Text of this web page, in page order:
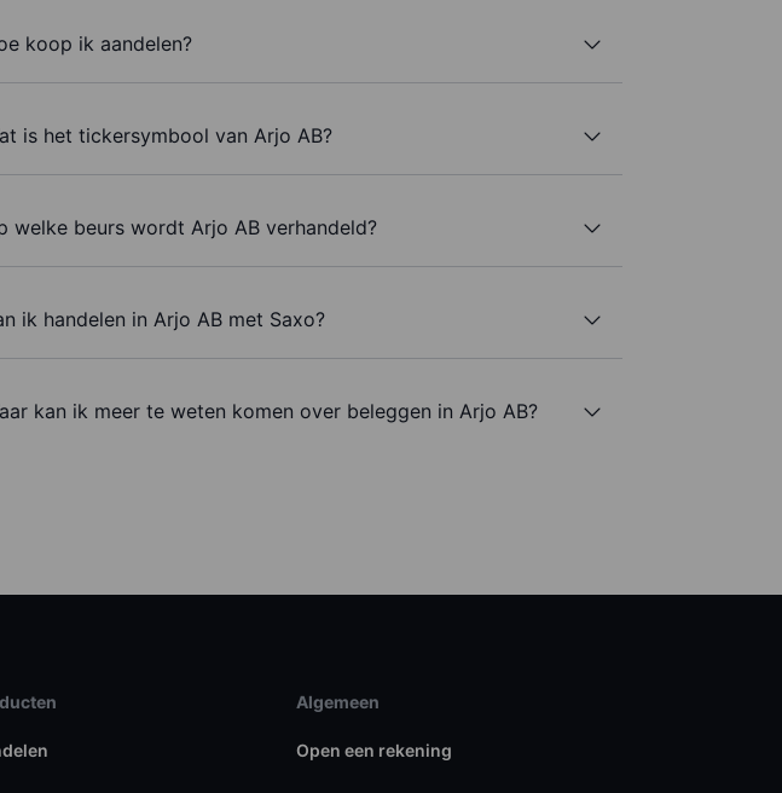
koop ik aandelen?
is het tickersymbool van Arjo AB?
welke beurs wordt Arjo AB verhandeld?
ik handelen in Arjo AB met Saxo?
kan ik meer te weten komen over beleggen in Arjo AB?
Algemeen
Open een rekening